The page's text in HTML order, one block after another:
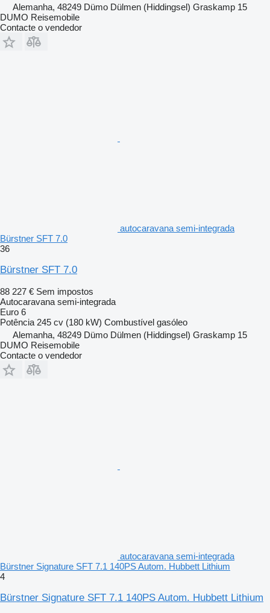
Alemanha, 48249 Dümo Dülmen (Hiddingsel) Graskamp 15
DUMO Reisemobile
Contacte o vendedor
autocaravana semi-integrada
Bürstner SFT 7.0
36
Bürstner SFT 7.0
88 227 € Sem impostos
Autocaravana semi-integrada
Euro 6
Potência 245 cv (180 kW) Combustível gasóleo
Alemanha, 48249 Dümo Dülmen (Hiddingsel) Graskamp 15
DUMO Reisemobile
Contacte o vendedor
autocaravana semi-integrada
Bürstner Signature SFT 7.1 140PS Autom. Hubbett Lithium
4
Bürstner Signature SFT 7.1 140PS Autom. Hubbett Lithium